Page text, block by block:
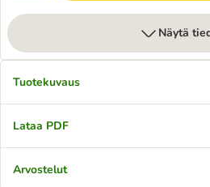
Näytä
Tuotekuvaus
Lataa PDF
Arvostelut